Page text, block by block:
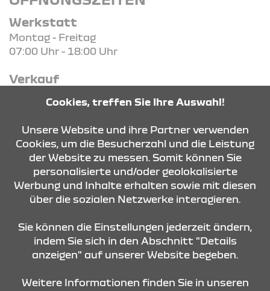
Werkstatt
Montag - Freitag
07:00 Uhr - 18:00 Uhr
Verkauf
09:00 Uhr - 18:00 Uhr
KONTAKT & ANFAHRT
Cookies, treffen Sie Ihre Auswahl!
Unsere Website und ihre Partner verwenden
Cookies, um die Besucherzahl und die Leistung
der Website zu messen. Somit können Sie
personalisierte und/oder geolokalisierte
Werbung und Inhalte erhalten sowie mit diesen
über die sozialen Netzwerke interagieren.
Sie können die Einstellungen jederzeit ändern,
indem Sie sich in den Abschnitt "Details
anzeigen" auf unserer Website begeben.
Weitere Informationen finden Sie in unseren